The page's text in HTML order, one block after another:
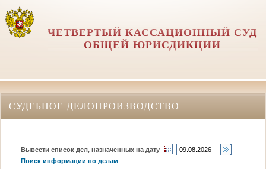
ЧЕТВЕРТЫЙ КАССАЦИОННЫЙ СУД
ОБЩЕЙ ЮРИСДИКЦИИ
СУДЕБНОЕ ДЕЛОПРОИЗВОДСТВО
Вывести список дел, назначенных на дату
Поиск информации по делам